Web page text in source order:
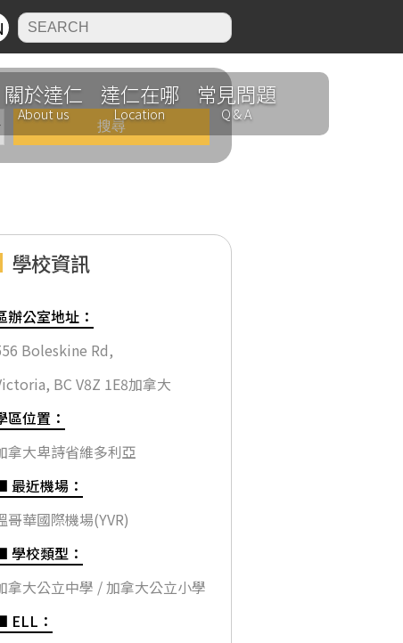
關於達仁
About us
達仁在哪
Location
常見問題
Q & A
P
學校資訊
辦公室地址：
Boleskine Rd,
BC V8Z 1E8加拿大
區位置：
拿大卑詩省維多利亞
最近機場：
哥華國際機場(YVR)
學校類型：
拿大公立中學 / 加拿大公立小學
ELL：